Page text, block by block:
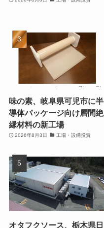
味の素、岐阜県可児市に半
導体パッケージ向け層間絶
縁材料の新工場
2026年8月3日 工場・設備投資
オタフクソース、栃木県日